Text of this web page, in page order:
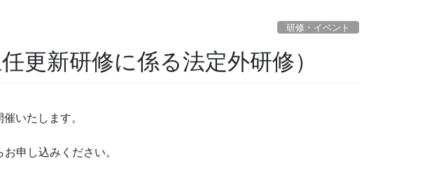
研修・イベント
新研修に係る法定外研修）
いたします。
申し込みください。